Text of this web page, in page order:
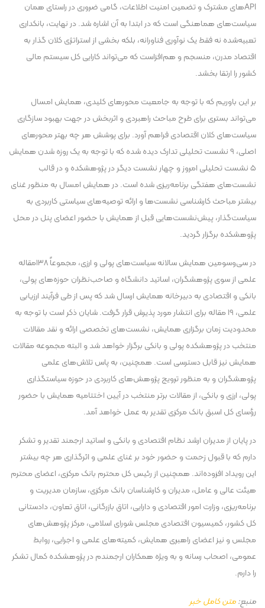
APIهای مشترک و تضمین امنیت اطلاعات، گامی ضروری در راستای همان
سیاست‌های هماهنگی است که در ابتدا به آن اشاره شد. در نهایت، بانکداری
تعبیه‌شده نه فقط یک نوآوری فناورانه، بلکه بخشی از استراتژی کلان گذار به
اقتصاد مدرن، منسجم و هم‌افزاست که می‌تواند کارایی کل سیستم مالی
کشور را ارتقا بخشد.
بر این باوریم که با توجه به جامعیت محورهای کلیدی، همایش امسال
می‌تواند بستری برای طرح مباحث راهبردی و اثربخش در جهت بهبود سازگاری
سیاست‌های کلان اقتصادی فراهم آورد. برای پوشش هر چه بهتر محورهای
اصلی، ۹ نشست تحلیلی تدارک دیده شده که با توجه به یک روزه شدن همایش
۵ نشست تحلیلی امروز و چهار نشست دیگر در پژوهشکده و در قالب
نشست‌های هفتگی برنامه‌ریزی شده است. در همایش امسال به منظور غنای
بیشتر مباحث کارشناسی نشست‌ها و ارائه توصیه‌های سیاستی کاربردی به
سیاست‌گذار، پیش‌نشست‌هایی قبل از همایش با حضور اعضای پنل در محل
پژوهشکده برگزار گردید.
در سی‌وسومین همایش سالانه سیاست‌های پولی و ارزی، مجموعاً ۱۳۸مقاله
علمی از سوی پژوهشگران، اساتید دانشگاه و صاحب‌نظران حوزه‌های پولی،
بانکی و اقتصادی به دبیرخانه همایش ارسال شد که پس از طی فرآیند ارزیابی
علمی، ۱۹ مقاله برای انتشار مورد پذیرش قرار گرفت. شایان ذکر است با توجه به
محدودیت زمان برگزاری همایش، نشست‌های تخصصی ارائه و نقد مقالات
منتخب در پژوهشکده پولی و بانکی برگزار خواهد شد و البته مجموعه مقالات
همایش نیز قابل دسترسی است. همچنین، به پاس تلاش‌های علمی
پژوهشگران و به منظور ترویج پژوهش‌های کاربردی در حوزه سیاستگذاری
پولی، ارزی و بانکی، از مقالات برتر منتخب در آیین اختتامیه همایش با حضور
رؤسای کل اسبق بانک مرکزی تقدیر به عمل خواهد آمد.
در پایان از مدیران ارشد نظام اقتصادی و بانکی و اساتید ارجمند تقدیر و تشکر
دارم که با قبول زحمت و حضور خود بر غنای علمی و اثرگذاری هر چه بیشتر
این رویداد افزوده‌اند. همچنین از رئیس کل محترم بانک مرکزی، اعضای محترم
هیئت عالی و عامل، مدیران و کارشناسان بانک مرکزی، سازمان مدیریت و
برنامه‌ریزی، وزارت امور اقتصادی و دارایی، اتاق بازرگانی، اتاق تعاون، دادستانی
کل کشور، کمیسیون اقتصادی مجلس شورای اسلامی، مرکز پژوهش‌های
مجلس و نیز اعضای راهبری همایش، کمیته‌های علمی و اجرایی، روابط
عمومی، اصحاب رسانه و به ویژه همکاران ارجمندم در پژوهشکده کمال تشکر
را دارم.
منبع:متن کامل خبر